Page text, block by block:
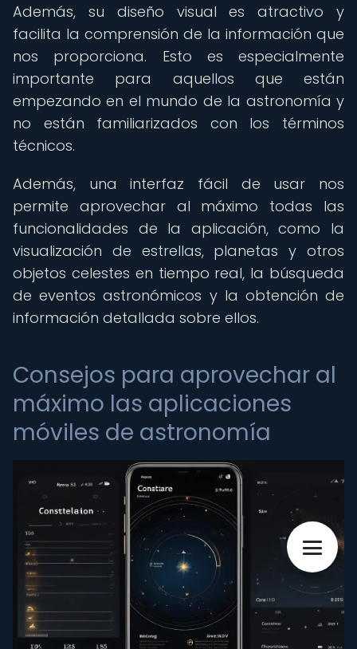
Además, su diseño visual es atractivo y
facilita la comprensión de la información que
nos proporciona. Esto es especialmente
importante para aquellos que están
empezando en el mundo de la astronomía y
no están familiarizados con los términos
técnicos.
Además, una interfaz fácil de usar nos
permite aprovechar al máximo todas las
funcionalidades de la aplicación, como la
visualización de estrellas, planetas y otros
objetos celestes en tiempo real, la búsqueda
de eventos astronómicos y la obtención de
información detallada sobre ellos.
Consejos para aprovechar al
máximo las aplicaciones
móviles de astronomía